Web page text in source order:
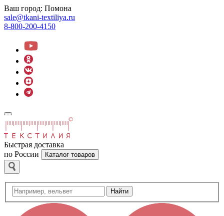
Ваш город: Помона
sale@tkani-textiliya.ru
8-800-200-4150
Быстрая доставка
по России
Каталог товаров
Найти